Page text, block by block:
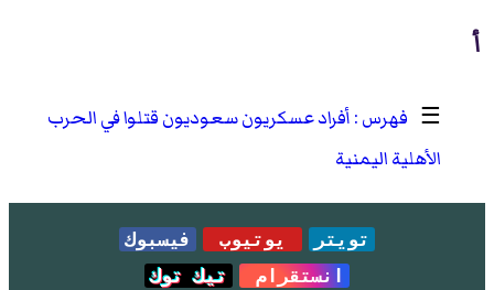
أ
☰
أفراد عسكريون سعوديون قتلوا في الحرب
الأهلية اليمنية
تويتر يوتيوب
فيسبوك
انستقرام
تيك توك